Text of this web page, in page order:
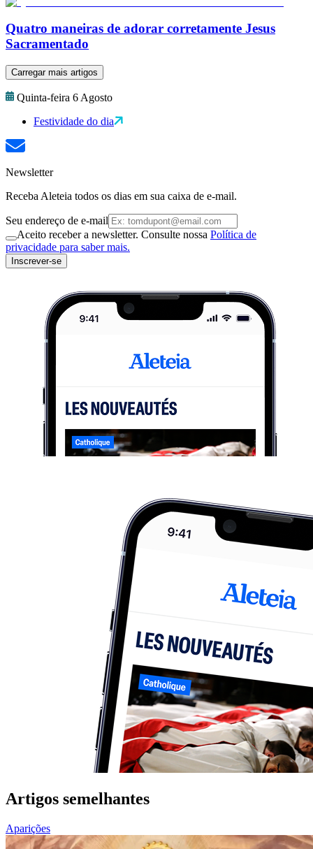
Quatro maneiras de adorar corretamente Jesus
Sacramentado
Carregar mais artigos
Quinta-feira 6 Agosto
Festividade do dia
Newsletter
Receba Aleteia todos os dias em sua caixa de e-mail.
Seu endereço de e-mail
Aceito receber a newsletter. Consulte nossa Política de
privacidade para saber mais.
Inscrever-se
Artigos semelhantes
Aparições